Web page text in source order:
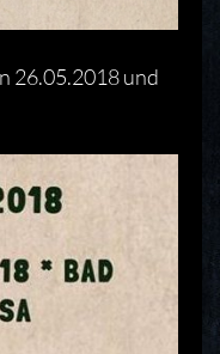
26.05.2018 und